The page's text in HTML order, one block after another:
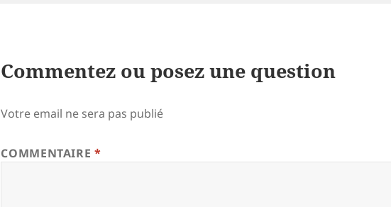
Commentez ou posez une question
Votre email ne sera pas publié
COMMENTAIRE*